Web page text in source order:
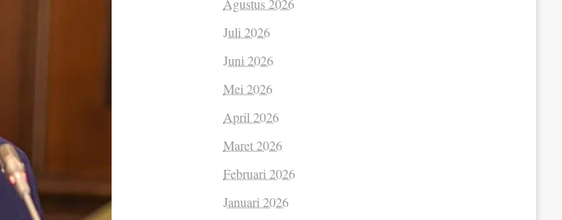
Juli 2026
Juni 2026
Mei 2026
April 2026
Maret 2026
Februari 2026
Januari 2026